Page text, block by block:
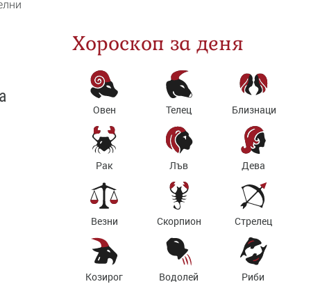
Хороскоп за деня
Овен Телец Близнаци
Рак Лъв Дева
Везни Скорпион Стрелец
Козирог Водолей Риби